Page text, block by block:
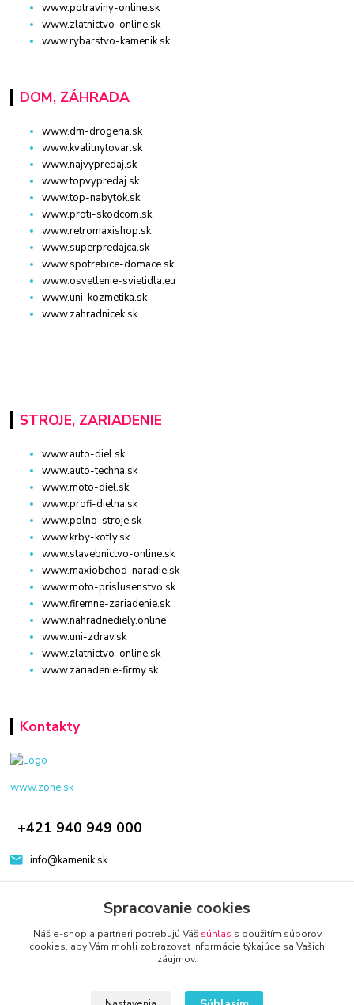
www.potraviny-online.sk
www.zlatnictvo-online.sk
www.rybarstvo-kamenik.sk
DOM, ZÁHRADA
www.dm-drogeria.sk
www.kvalitnytovar.sk
www.najvypredaj.sk
www.topvypredaj.sk
www.top-nabytok.sk
www.proti-skodcom.sk
www.retromaxishop.sk
www.superpredajca.sk
www.spotrebice-domace.sk
www.osvetlenie-svietidla.eu
www.uni-kozmetika.sk
www.zahradnicek.sk
STROJE, ZARIADENIE
www.auto-diel.sk
www.auto-techna.sk
www.moto-diel.sk
www.profi-dielna.sk
www.polno-stroje.sk
www.krby-kotly.sk
www.stavebnictvo-online.sk
www.maxiobchod-naradie.sk
www.moto-prislusenstvo.sk
www.firemne-zariadenie.sk
www.nahradnediely.online
www.uni-zdrav.sk
www.zlatnictvo-online.sk
www.zariadenie-firmy.sk
Kontakty
www.zone.sk
+421 940 949 000
info@kamenik.sk
Eshop-rychlo.sk
Spracovanie cookies
Náš e-shop a partneri potrebujú Váš súhlas s použitím súborov
cookies, aby Vám mohli zobrazovať informácie týkajúce sa Vašich
záujmov.